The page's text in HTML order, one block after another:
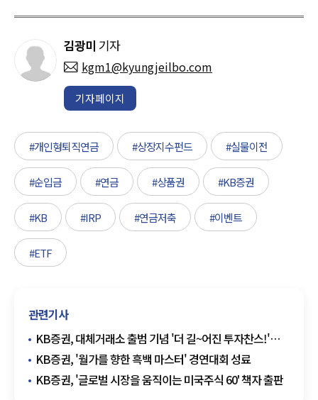
김광미 기자
kgm1@kyungjeilbo.com
기자페이지
#개인형퇴직연금 #상장지수펀드 #실물이전
#순입금 #연금 #상품권 #KB증권
#KB #IRP #연금저축 #이벤트
#ETF
관련기사
KB증권, 대체거래소 출범 기념 '더 길~어진 투자찬스!'
이벤트 운영
KB증권, '월가를 향한 흑백 마스터' 경연대회 성료
KB증권, '글로벌 시장을 움직이는 미국주식 60' 책자 출판